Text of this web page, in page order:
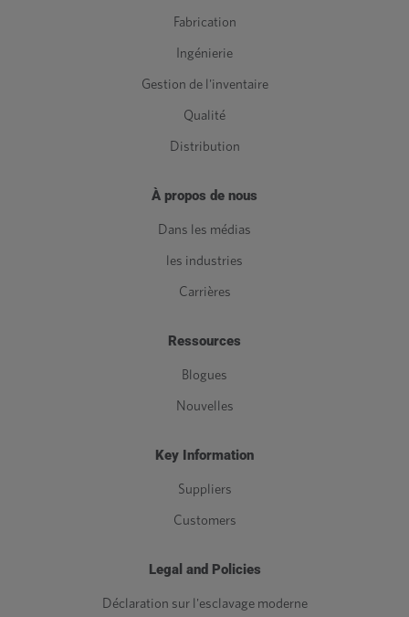
Fabrication
Ingénierie
Gestion de l'inventaire
Qualité
Distribution
À propos de nous
Dans les médias
les industries
Carrières
Ressources
Blogues
Nouvelles
Key Information
Suppliers
Customers
Legal and Policies
Déclaration sur l'esclavage moderne